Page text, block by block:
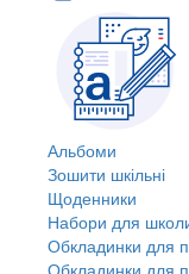
Альбоми
Зошити шкільні
Щоденники
Набори для
Обкладинки для